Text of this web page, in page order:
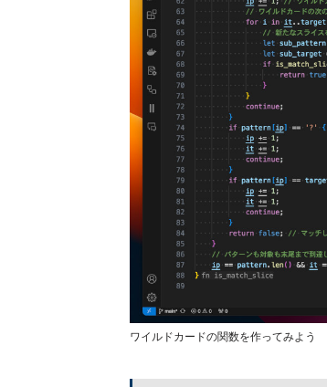
ワイルドカードの関数を作ってみよう